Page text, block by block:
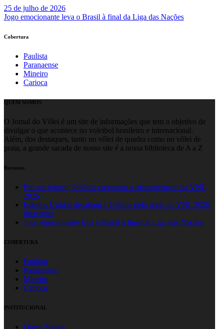
25 de julho de 2026
Jogo emocionante leva o Brasil à final da Liga das Nações
Cobertura
Paulista
Paranaense
Mineiro
Carioca
QUEM SOMOS
O Jornal do Vôlei é um site de informações que tem o objetivo de
divulgar o que acontece no voleibol brasileiro e internacional.
Além, dos destaques, tanto no vôlei de quadra como no vôlei de
praia, a grande sacada de nosso site é a nossa biblioteca de A a Z
Recentes
Em um jogaço, Polônia conquista o tricampeonato da VNL
2026
Estados Unidos desafiam a Polônia pelo título da VNL 2026
masculina
Jogo emocionante leva o Brasil à final da Liga das Nações
COBERTURA
Paulista
Paranaense
Mineiro
Carioca
INSTITUCIONAL
Quem Somos